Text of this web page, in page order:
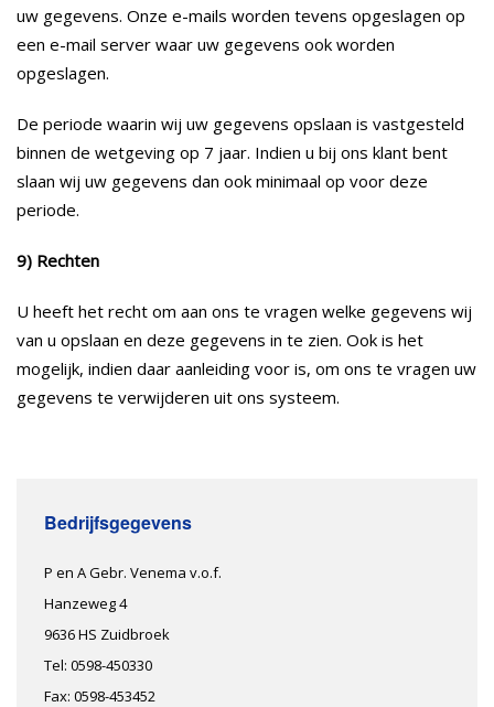
uw gegevens. Onze e-mails worden tevens opgeslagen op
een e-mail server waar uw gegevens ook worden
opgeslagen.
De periode waarin wij uw gegevens opslaan is vastgesteld
binnen de wetgeving op 7 jaar. Indien u bij ons klant bent
slaan wij uw gegevens dan ook minimaal op voor deze
periode.
9) Rechten
U heeft het recht om aan ons te vragen welke gegevens wij
van u opslaan en deze gegevens in te zien. Ook is het
mogelijk, indien daar aanleiding voor is, om ons te vragen uw
gegevens te verwijderen uit ons systeem.
Bedrijfsgegevens
P en A Gebr. Venema v.o.f.
Hanzeweg 4
9636 HS Zuidbroek
Tel: 0598-450330
Fax: 0598-453452